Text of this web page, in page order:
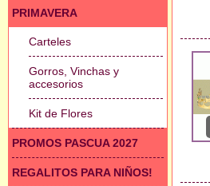
PRIMAVERA
Carteles
Gorros, Vinchas y
accesorios
Kit de Flores
PROMOS PASCUA 2027
REGALITOS PARA NIÑOS!